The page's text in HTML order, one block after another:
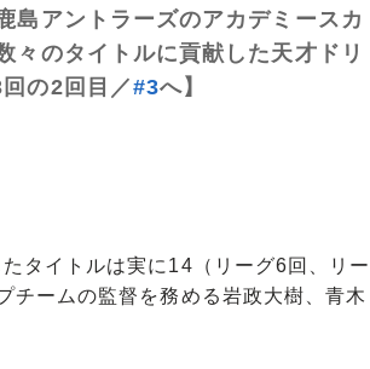
アントラーズのアカデミースカ
々のタイトルに貢献した天才ドリ
の2回目／#3へ】
タイトルは実に14（リーグ6回、リー
チームの監督を務める岩政大樹、青木